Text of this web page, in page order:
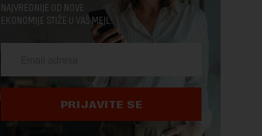
NAJVREDNIJE OD NOVE
EKONOMIJE STIŽE U VAŠ MEJL.
PRIJAVITE SE